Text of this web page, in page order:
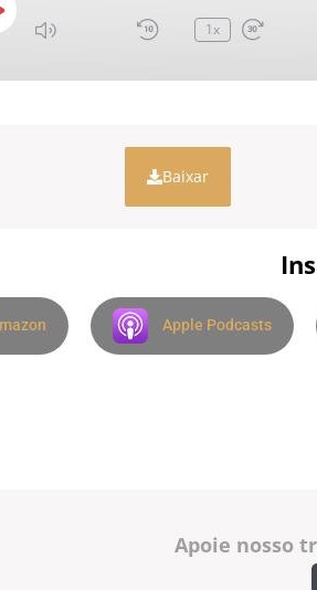
1x
Baixar
Apple Podcasts
Apoie nosso